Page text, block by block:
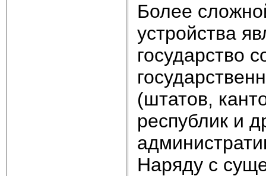
Более
устройства
государство
(штатов,
республик и
Наряду с